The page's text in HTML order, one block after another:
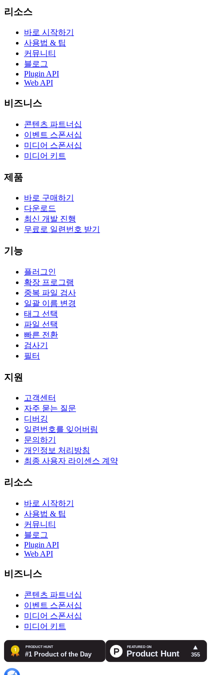
리소스
바로 시작하기
사용법 & 팁
커뮤니티
블로그
Plugin API
Web API
비즈니스
콘텐츠 파트너십
이벤트 스폰서십
미디어 스폰서십
미디어 키트
제품
바로 구매하기
다운로드
최신 개발 진행
무료로 일련번호 받기
기능
플러그인
확장 프로그램
중복 파일 검사
일괄 이름 변경
태그 선택
파일 선택
빠른 전환
검사기
필터
지원
고객센터
자주 묻는 질문
디버깅
일련번호를 잊어버림
문의하기
개인정보 처리방침
최종 사용자 라이센스 계약
리소스
바로 시작하기
사용법 & 팁
커뮤니티
블로그
Plugin API
Web API
비즈니스
콘텐츠 파트너십
이벤트 스폰서십
미디어 스폰서십
미디어 키트